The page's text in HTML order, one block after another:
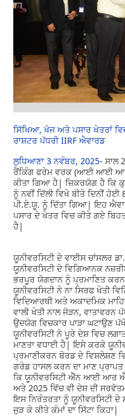
ਸਿੱਖਿਆ, ਖੋਜ ਅਤੇ ਪਸਾਰ ਖੇਤਰਾਂ
ਰਾਸ਼ਟਰ ਪੱਧਰੀ IIRF ਐਵਾਰਡ
ਲੁਧਿਆਣਾ 3 ਨਵੰਬਰ, 2025-ਸਾਲ
ਰੈਂਕਿੰਗ ਫਰੇਮ ਵਰਕ (ਆਈ ਆਈ ਆਰ
ਕੀਤਾ ਗਿਆ ਹੈ| ਜ਼ਿਕਰਯੋਗ ਹੈ ਕਿ
ਨੂੰ ਨਵੀਂ ਦਿੱਲੀ ਵਿਖੇ ਬੀਤੇ ਦਿਨੀਂ
ਪੀ.ਏ.ਯੂ. ਨੂੰ ਦਿੱਤਾ ਗਿਆ| ਇਹ
ਪਸਾਰ ਦੇ ਖੇਤਰ ਵਿਚ ਕੀਤੇ ਗਏ
ਹੈ|
ਯੂਨੀਵਰਸਿਟੀ ਦੇ ਵਾਈਸ ਚਾਂਸਲਰ
ਯੂਨੀਵਰਸਿਟੀ ਦੇ ਵਿਗਿਆਨਕ
ਭਰਪੂਰ ਯੋਗਦਾਨ ਨੂੰ ਪ੍ਰਮਾਣਿਤ ਕਰਨ
ਯੂਨੀਵਰਸਿਟੀ ਨੇ ਨਾ ਸਿਰਫ ਖੇਤੀ
ਵਿਦਿਆਰਥੀ ਅਤੇ ਅਕਾਦਮਿਕ
ਵਾਲੀ ਖੇਤੀ ਨਾਲ ਜੋੜਨ, ਵਾਤਾਵਰਨ
ਉਦਯੋਗ ਵਿਚਕਾਰ ਪਾੜਾ ਘਟਾਉਣ
ਯੂਨੀਵਰਸਿਟੀ ਨੇ ਪੂਰੇ ਦੇਸ਼ ਵਿਚ
ਮਾਣਤਾ ਵਧਾਈ ਹੈ| ਇਸੇ ਕਰਕੇ
ਪ੍ਰਮਾਣੀਕਰਨ ਬੋਰਡ ਦੇ ਵਿਸ਼ਲੇਸ਼ਣ
ਗਰੇਡ ਹਾਸਲ ਕਰਨ ਦਾ ਮਾਣ
ਕਿ ਯੂਨੀਵਰਸਿਟੀ ਐੱਨ ਆਈ ਆਰ
ਅਤੇ 2025 ਵਿੱਚ ਵੀ ਦੇਸ਼ ਦੀ
ਇਸ ਨਿਰੰਤਰਤਾ ਨੂੰ ਯੂਨੀਵਰਸਿਟੀ ਦੇ
ਜੁੜ ਕੇ ਕੀਤੇ ਕੰਮਾਂ ਦਾ ਸਿੱਟਾ ਕਿਹਾ|